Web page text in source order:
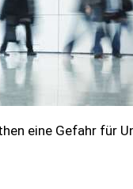
eine Gefahr für